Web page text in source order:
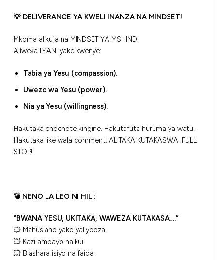
💡 DELIVERANCE YA KWELI INANZA NA MINDSET!
Mkoma alikuja na MINDSET YA MSHINDI.
Aliweka IMANI yake kwenye:
Tabia ya Yesu (compassion).
Uwezo wa Yesu (power).
Nia ya Yesu (willingness).
Hakutaka chochote kingine. Hakutafuta huruma ya watu.
Hakutaka like wala comment. ALITAKA KUTAKASWA. FULL
STOP!
💣 NENO LA LEO NI HILI:
“BWANA YESU, UKITAKA, WAWEZA KUTAKASA….”
💥 Mahusiano yako yaliyooza.
💥 Kazi ambayo haikui.
💥 Biashara isiyo na faida.